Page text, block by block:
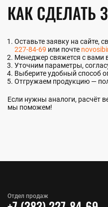
КАК СДЕЛАТЬ
Оставьте заявку на сайте,
227-84-69 или почте
Менеджер свяжется с вами
Уточним параметры,
Выберите удобный способ
Отгружаем продукцию —
Если нужны аналоги, расчёт
мы поможем!
Отдел продаж